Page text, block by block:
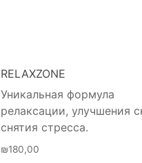
RELAXZONE
Уникальная формула
релаксации, улучшения
снятия стресса.
₪180,00